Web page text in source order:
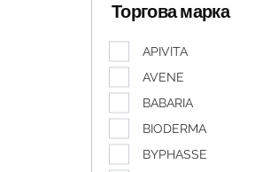
Торгова марка
APIVITA
AVENE
BABARIA
BIODERMA
BYPHASSE